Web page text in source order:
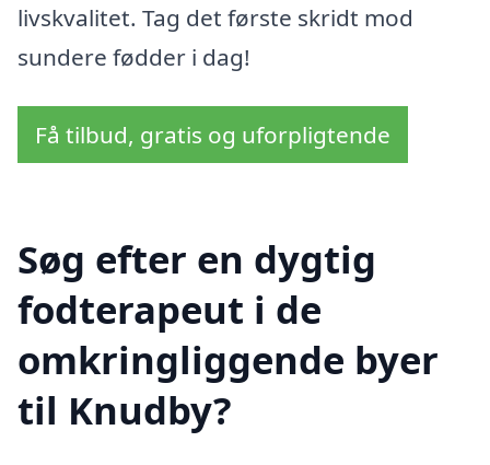
livskvalitet. Tag det første skridt mod
sundere fødder i dag!
Få tilbud, gratis og uforpligtende
Søg efter en dygtig
fodterapeut i de
omkringliggende byer
til Knudby?